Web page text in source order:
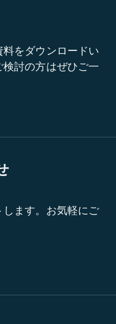
をダウンロードい
討の方はぜひご一
ます。お気軽にご